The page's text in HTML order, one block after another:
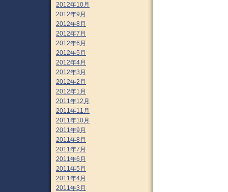
2012年10月
2012年9月
2012年8月
2012年7月
2012年6月
2012年5月
2012年4月
2012年3月
2012年2月
2012年1月
2011年12月
2011年11月
2011年10月
2011年9月
2011年8月
2011年7月
2011年6月
2011年5月
2011年4月
2011年3月